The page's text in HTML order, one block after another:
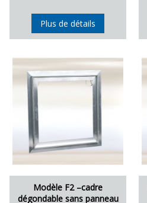
Plus de détails
Modèle F2 –cadre
dégondable sans panneau